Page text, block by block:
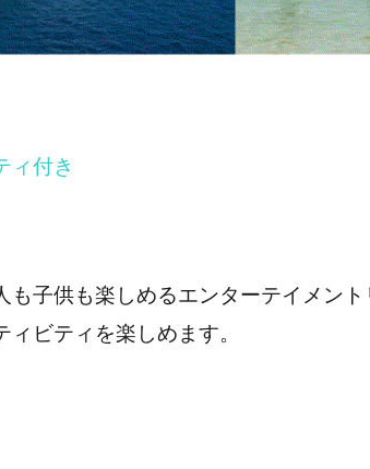
ィ付き
も子供も楽しめるエンターテイメン
ビティを楽しめます。